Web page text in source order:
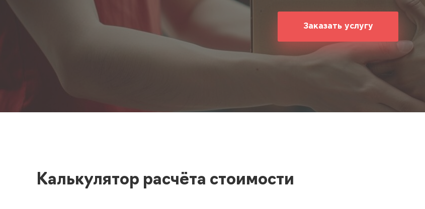
Полезная информация
О компании
декларирование
Помощь
Заказать услугу
Калькулятор расчёта стоимости